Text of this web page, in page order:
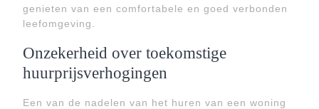
genieten van een comfortabele en goed verbonden
leefomgeving.
Onzekerheid over toekomstige
huurprijsverhogingen
Een van de nadelen van het huren van een woning